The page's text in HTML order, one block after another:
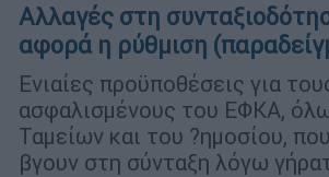
Αλλαγές στη
αφορά η ρύθμιση
Ενιαίες προϋποθέσεις για
ασφαλισµένους του ΕΦΚΑ,
Ταµείων και του ?ηµοσίου,
βγουν στη σύνταξη λόγω